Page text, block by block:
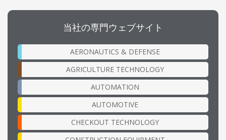
当社の専門ウェブサイト
AERONAUTICS & DEFENSE
AGRICULTURE TECHNOLOGY
AUTOMATION
AUTOMOTIVE
CHECKOUT TECHNOLOGY